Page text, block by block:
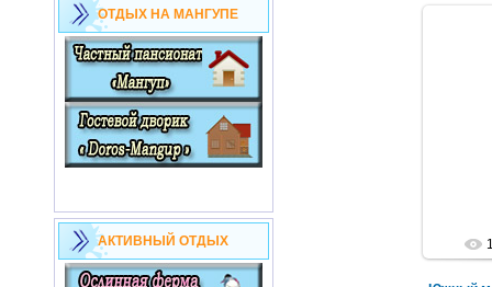
ОТДЫХ НА МАНГУПЕ
АКТИВНЫЙ ОТДЫХ